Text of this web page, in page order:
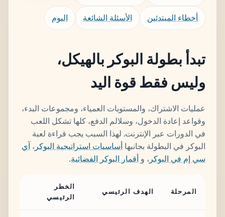
أخطاء المبتدئين الأسئلة الشائعة اليوم
تبدأ بطولة البوكر بالهيكل،
وليس فقط قوة اليد
عمليات الاشتراك، والمستويات العمياء، ومجموعات البدء،
وقواعد إعادة الدخول، وسلالم الدفع، كلها تشكل اللعب
في الدورات عبر الإنترنت. لهذا السبب يجب قراءة لعبة
البوكر في البطولة بجانبها أساسيات استراتيجية البوكر ، آي
سي إم في البوكر ، و أقمار البوكر الفضائية.
المرحلة الهدف الرئيسي
الخطر
الرئيسي